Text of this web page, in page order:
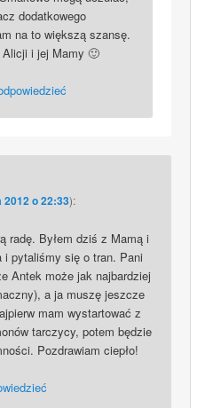
dodatkowego
na to większą szansę.
Alicji i jej Mamy 🙂
2012 o 22:33):
radę. Byłem dziś z Mamą i
i pytaliśmy się o tran. Pani
Antek może jak najbardziej
a ja muszę jeszcze
mam wystartować z
tarczycy, potem będzie
Pozdrawiam ciepło!